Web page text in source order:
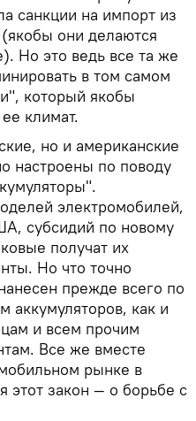
санкции на импорт из
они делаются
Но это ведь все та же
в том самом
который якобы
климат.
но и американские
настроены по поводу
электромобилей,
субсидий по новому
получат их
Но что точно
прежде всего по
аккумуляторов, как и
и всем прочим
Все же вместе
рынке в
этот закон — о борьбе с